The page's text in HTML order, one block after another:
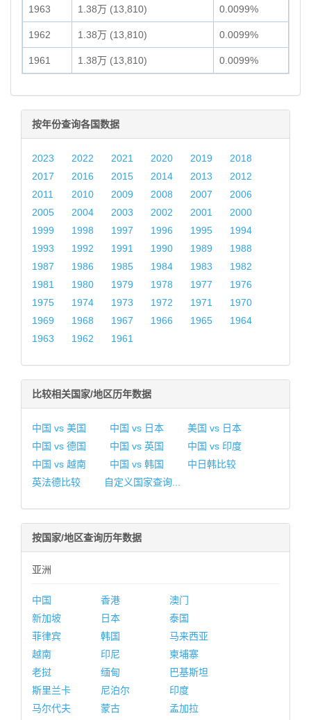
1963 1.38万 (13,810) 0.0099%
1962 1.38万 (13,810) 0.0099%
1961 1.38万 (13,810) 0.0099%
按年份查询各国数据
2023 2022 2021 2020 2019
2018
2017
2016 2015 2014 2013
2012
2011
2010 2009 2008 2007
2006
2005
2004 2003 2002 2001
2000
1999
1998 1997 1996 1995
1994
1993
1992 1991 1990 1989
1988
1987
1986 1985 1984 1983
1982
1981
1980 1979 1978 1977
1976
1975
1974 1973 1972 1971
1970
1969
1968 1967 1966 1965
1964
1963
1962 1961
比较相关国家/地区历年数据
中国 vs 美国 中国 vs 日本
美国 vs 日本
中国 vs 德国
中国 vs 英国
中国 vs 印度
中国 vs 越南
中国 vs 韩国
中日韩比较
英法德比较
自定义国家查询...
按国家/地区查询历年数据
亚洲
中国 香港
澳门
新加坡
日本
泰国
菲律宾
韩国
马来西亚
越南
印尼
柬埔寨
老挝
缅甸
巴基斯坦
斯里兰卡
尼泊尔
印度
马尔代夫
蒙古
孟加拉